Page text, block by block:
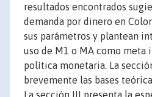
resultados encontrados
demanda por dinero en
sus parámetros y plantean
uso de M1 o MA como meta
política monetaria. La
brevemente las bases
La sección III presenta la